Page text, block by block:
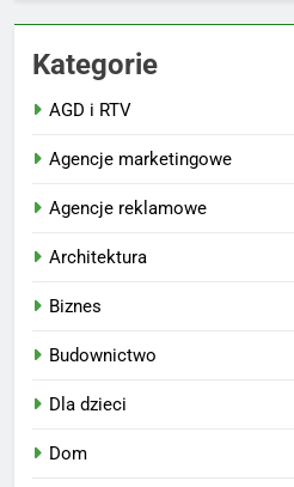
Kategorie
AGD i RTV
Agencje marketingowe
Agencje reklamowe
Architektura
Biznes
Budownictwo
Dla dzieci
Dom